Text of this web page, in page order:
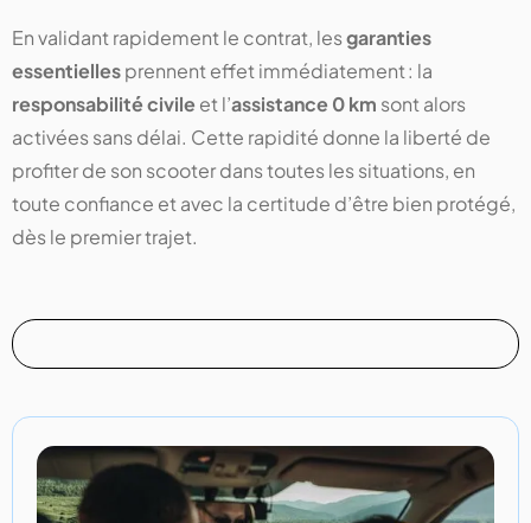
En validant rapidement le contrat, lesgaranties
essentiellesprennent effet immédiatement : la
responsabilité civileet l’assistance 0 km sont alors
activées sans délai. Cette rapidité donne la liberté de
profiter de son scooter dans toutes les situations, en
toute confiance et avec la certitude d’être bien protégé,
dès le premier trajet.